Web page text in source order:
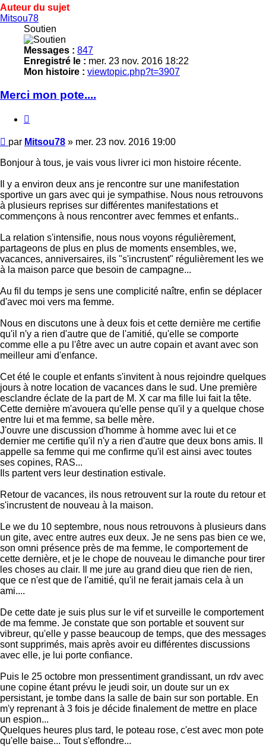
Auteur du sujet
Mitsou78
Soutien
Messages : 847
Enregistré le : mer. 23 nov. 2016 18:22
Mon histoire : viewtopic.php?t=3907
Merci mon pote....
Message
par Mitsou78 » mer. 23 nov. 2016 19:00
Bonjour à tous, je vais vous livrer ici mon histoire récente.
Il y a environ deux ans je rencontre sur une manifestation
sportive un gars avec qui je sympathise. Nous nous retrouvons
à plusieurs reprises sur différentes manifestations et
commençons à nous rencontrer avec femmes et enfants..
La relation s'intensifie, nous nous voyons régulièrement,
partageons de plus en plus de moments ensembles, we,
vacances, anniversaires, ils "s'incrustent" régulièrement les we
à la maison parce que besoin de campagne...
Au fil du temps je sens une complicité naître, enfin se déplacer
d'avec moi vers ma femme.
Nous en discutons une à deux fois et cette dernière me certifie
qu'il n'y a rien d'autre que de l'amitié, qu'elle se comporte
comme elle a pu l'être avec un autre copain et avant avec son
meilleur ami d'enfance.
Cet été le couple et enfants s'invitent à nous rejoindre quelques
jours à notre location de vacances dans le sud. Une première
esclandre éclate de la part de M. X car ma fille lui fait la tête.
Cette dernière m'avouera qu'elle pense qu'il y a quelque chose
entre lui et ma femme, sa belle mère.
J'ouvre une discussion d'homme à homme avec lui et ce
dernier me certifie qu'il n'y a rien d'autre que deux bons amis. Il
appelle sa femme qui me confirme qu'il est ainsi avec toutes
ses copines, RAS...
Ils partent vers leur destination estivale.
Retour de vacances, ils nous retrouvent sur la route du retour et
s'incrustent de nouveau à la maison.
Le we du 10 septembre, nous nous retrouvons à plusieurs dans
un gite, avec entre autres eux deux. Je ne sens pas bien ce we,
son omni présence près de ma femme, le comportement de
cette dernière, et je le chope de nouveau le dimanche pour tirer
les choses au clair. Il me jure au grand dieu que rien de rien,
que ce n'est que de l'amitié, qu'il ne ferait jamais cela à un
ami....
De cette date je suis plus sur le vif et surveille le comportement
de ma femme. Je constate que son portable et souvent sur
vibreur, qu'elle y passe beaucoup de temps, que des messages
sont supprimés, mais après avoir eu différentes discussions
avec elle, je lui porte confiance.
Puis le 25 octobre mon pressentiment grandissant, un rdv avec
une copine étant prévu le jeudi soir, un doute sur un ex
persistant, je tombe dans la salle de bain sur son portable. En
m'y reprenant à 3 fois je décide finalement de mettre en place
un espion...
Quelques heures plus tard, le poteau rose, c'est avec mon pote
qu'elle baise... Tout s'effondre...